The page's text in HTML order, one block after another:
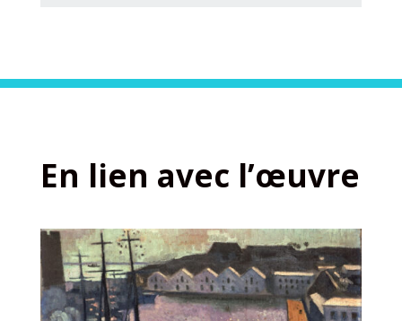
En lien avec l’œuvre